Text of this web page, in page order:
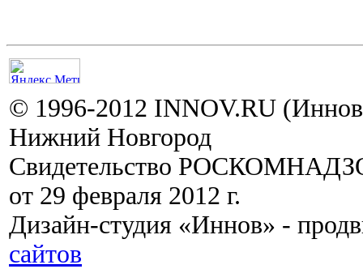
© 1996-2012 INNOV.RU
Нижний Новгород
Свидетельство
от 29 февраля 2012 г.
Дизайн-студия «Иннов» -
сайтов